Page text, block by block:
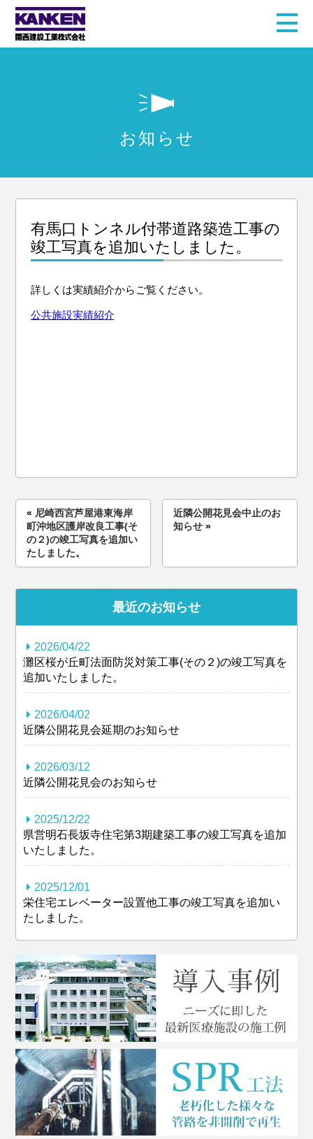
お知らせ
有馬口トンネル付帯道路築造工事の
竣工写真を追加いたしました。
詳しくは実績紹介からご覧ください。
公共施設実績紹介
« 尼崎西宮芦屋港東海岸
町沖地区護岸改良工事(そ
の２)の竣工写真を追加い
たしました。
近隣公開花見会中止のお
知らせ »
最近のお知らせ
2026/04/22
灘区桜が丘町法面防災対策工事(その２)の竣工写真を
追加いたしました。
2026/04/02
近隣公開花見会延期のお知らせ
2026/03/12
近隣公開花見会のお知らせ
2025/12/22
県営明石長坂寺住宅第3期建築工事の竣工写真を追加
いたしました。
2025/12/01
栄住宅エレベーター設置他工事の竣工写真を追加い
たしました。